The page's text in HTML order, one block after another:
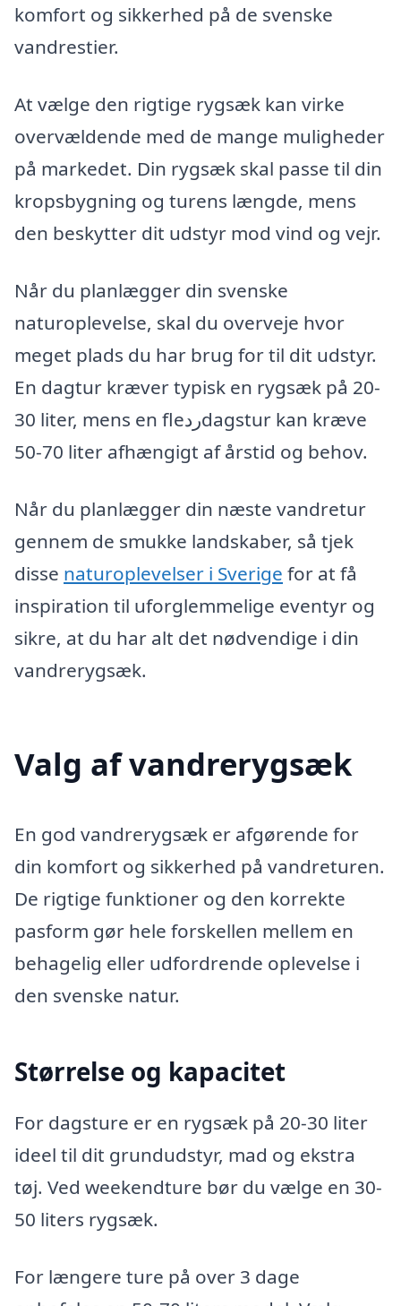
komfort og sikkerhed på de svenske
vandrestier.
At vælge den rigtige rygsæk kan virke
overvældende med de mange muligheder
på markedet. Din rygsæk skal passe til din
kropsbygning og turens længde, mens
den beskytter dit udstyr mod vind og vejr.
Når du planlægger din svenske
naturoplevelse, skal du overveje hvor
meget plads du har brug for til dit udstyr.
En dagtur kræver typisk en rygsæk på 20-
30 liter, mens en fleردdagstur kan kræve
50-70 liter afhængigt af årstid og behov.
Når du planlægger din næste vandretur
gennem de smukke landskaber, så tjek
disse naturoplevelser i Sverige for at få
inspiration til uforglemmelige eventyr og
sikre, at du har alt det nødvendige i din
vandrerygsæk.
Valg af vandrerygsæk
En god vandrerygsæk er afgørende for
din komfort og sikkerhed på vandreturen.
De rigtige funktioner og den korrekte
pasform gør hele forskellen mellem en
behagelig eller udfordrende oplevelse i
den svenske natur.
Størrelse og kapacitet
For dagsture er en rygsæk på 20-30 liter
ideel til dit grundudstyr, mad og ekstra
tøj. Ved weekendture bør du vælge en 30-
50 liters rygsæk.
For længere ture på over 3 dage